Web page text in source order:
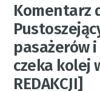
Komentarz
pasażerów
czeka kolej
REDAKCJI]